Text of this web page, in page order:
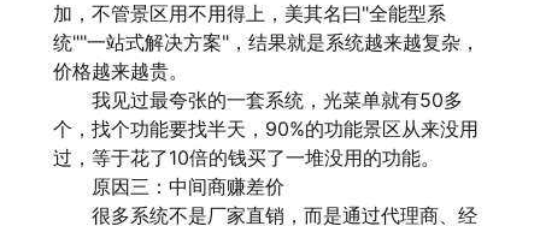
加，不管景区用不用得上，美其名曰"全能型系
统""一站式解决方案"，结果就是系统越来越复杂，
价格越来越贵。
我见过最夸张的一套系统，光菜单就有50多
个，找个功能要找半天，90%的功能景区从来没用
过，等于花了10倍的钱买了一堆没用的功能。
原因三：中间商赚差价
很多系统不是厂家直销，而是通过代理商、经